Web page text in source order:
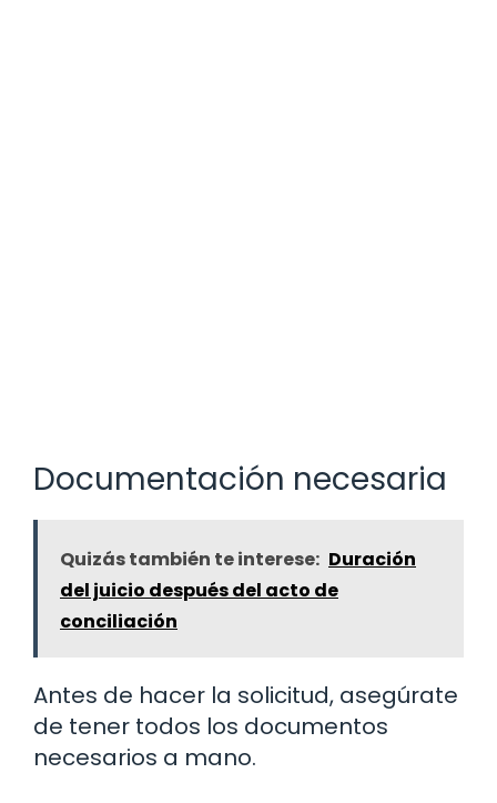
Documentación necesaria
Quizás también te interese: Duración
del juicio después del acto de
conciliación
Antes de hacer la solicitud, asegúrate
de tener todos los documentos
necesarios a mano.